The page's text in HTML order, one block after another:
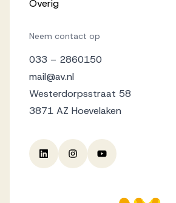
Overig
Neem contact op
033 – 2860150
mail@av.nl
Westerdorpsstraat 58
3871 AZ Hoevelaken